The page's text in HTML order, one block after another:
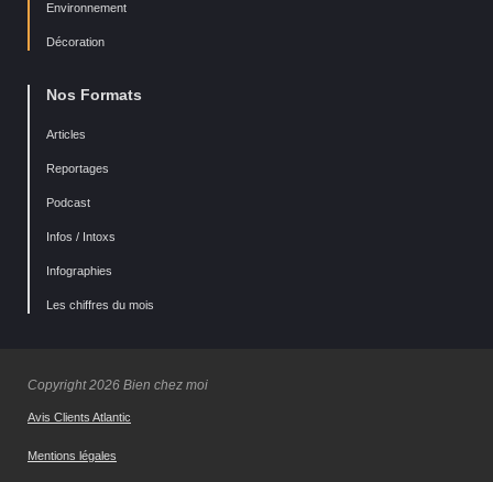
Environnement
Décoration
Nos Formats
Articles
Reportages
Podcast
Infos / Intoxs
Infographies
Les chiffres du mois
Copyright 2026 Bien chez moi
Avis Clients Atlantic
Mentions légales